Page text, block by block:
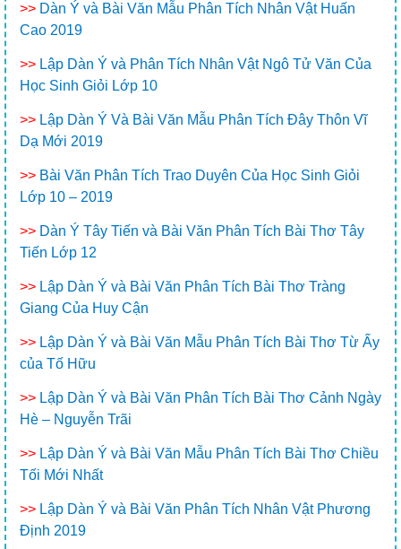
>> Dàn Ý và Bài Văn Mẫu Phân Tích Nhân Vật Huấn
Cao 2019
>> Lập Dàn Ý và Phân Tích Nhân Vật Ngô Tử Văn Của
Học Sinh Giỏi Lớp 10
>> Lập Dàn Ý Và Bài Văn Mẫu Phân Tích Đây Thôn Vĩ
Dạ Mới 2019
>> Bài Văn Phân Tích Trao Duyên Của Học Sinh Giỏi
Lớp 10 – 2019
>> Dàn Ý Tây Tiến và Bài Văn Phân Tích Bài Thơ Tây
Tiến Lớp 12
>> Lập Dàn Ý và Bài Văn Phân Tích Bài Thơ Tràng
Giang Của Huy Cận
>> Lập Dàn Ý và Bài Văn Mẫu Phân Tích Bài Thơ Từ Ấy
của Tố Hữu
>> Lập Dàn Ý và Bài Văn Phân Tích Bài Thơ Cảnh Ngày
Hè – Nguyễn Trãi
>> Lập Dàn Ý và Bài Văn Mẫu Phân Tích Bài Thơ Chiều
Tối Mới Nhất
>> Lập Dàn Ý và Bài Văn Phân Tích Nhân Vật Phương
Định 2019